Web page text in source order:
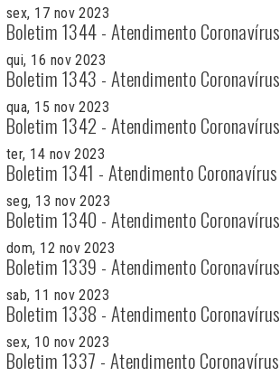
sex, 17 nov 2023
Boletim 1344 - Atendimento Coronavírus
qui, 16 nov 2023
Boletim 1343 - Atendimento Coronavírus
qua, 15 nov 2023
Boletim 1342 - Atendimento Coronavírus
ter, 14 nov 2023
Boletim 1341 - Atendimento Coronavírus
seg, 13 nov 2023
Boletim 1340 - Atendimento Coronavírus
dom, 12 nov 2023
Boletim 1339 - Atendimento Coronavírus
sab, 11 nov 2023
Boletim 1338 - Atendimento Coronavírus
sex, 10 nov 2023
Boletim 1337 - Atendimento Coronavírus